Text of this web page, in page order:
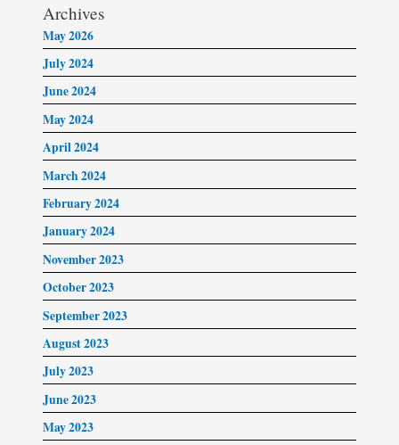
Archives
May 2026
July 2024
June 2024
May 2024
April 2024
March 2024
February 2024
January 2024
November 2023
October 2023
September 2023
August 2023
July 2023
June 2023
May 2023